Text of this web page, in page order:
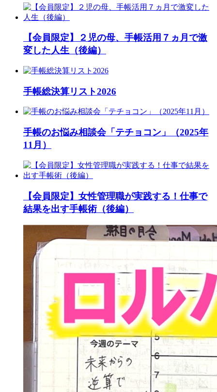
【会員限定】２児の母、手帳活用７ヵ月で激
変した人生（後編）
手帳総決算リスト2026
手帳のお悩み相談会「テチョコン」（2025年
11月）
【会員限定】女性管理職が実践する！仕事で
結果を出す手帳術（後編）